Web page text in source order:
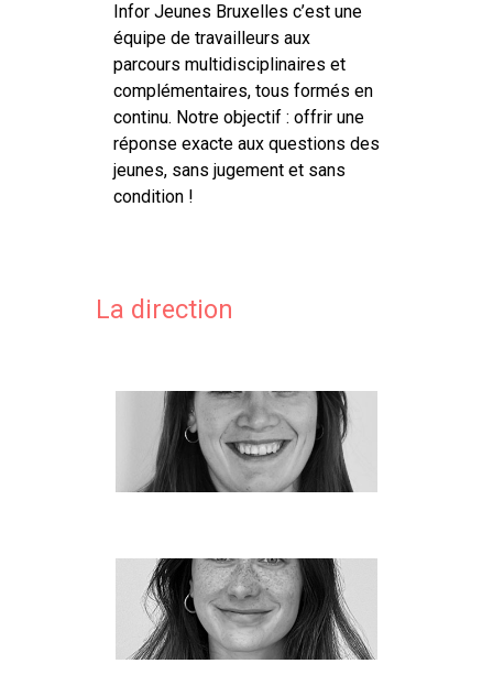
Infor Jeunes Bruxelles c’est une
équipe de travailleurs aux
parcours multidisciplinaires et
complémentaires, tous formés en
continu. Notre objectif : offrir une
réponse exacte aux questions des
jeunes, sans jugement et sans
condition !
La direction